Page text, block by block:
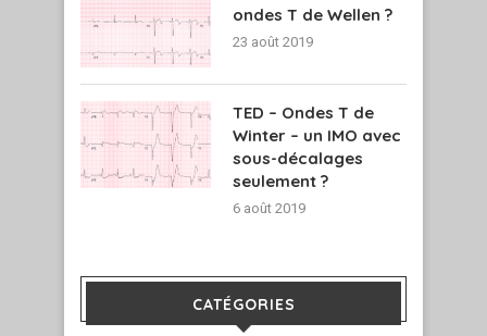
ondes T de Wellen ?
23 août 2019
TED – Ondes T de
Winter – un IMO avec
sous-décalages
seulement ?
6 août 2019
CATÉGORIES